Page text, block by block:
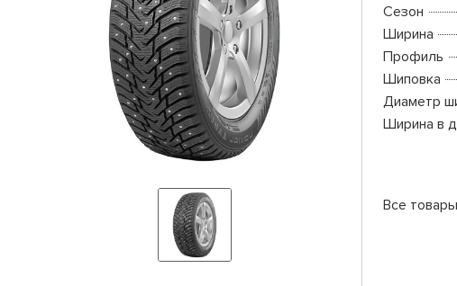
Сезон
Ширина
Профиль
Шиповка
Диаметр
Ширина в
Все